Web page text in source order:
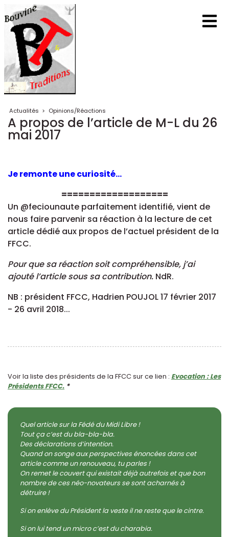
Actualités > Opinions/Réactions
A propos de l’article de M-L du 26
mai 2017
Je remonte une curiosité...
===================
Un @feciounaute parfaitement identifié, vient de
nous faire parvenir sa réaction à la lecture de cet
article dédié aux propos de l’actuel président de la
FFCC.
Pour que sa réaction soit compréhensible, j’ai
ajouté l’article sous sa contribution. NdR.
NB : président FFCC, Hadrien POUJOL 17 février 2017
- 26 avril 2018...
Voir la liste des présidents de la FFCC sur ce lien : Evocation : Les
Présidents FFCC. *
Quel article sur la Fédé du Midi Libre !
Tout ça c’est du bla-bla-bla.
Des déclarations d’intention.
Quand on songe aux perspectives énoncées dans cet
article comme un renouveau, tu parles !
On remet le couvert qui existait déjà autrefois et que bon
nombre de ces néo-novateurs se sont acharnés à
détruire !
Si on enlève du Président la veste il ne reste que le cintre.
Si on lui tend un micro c’est du charabia.